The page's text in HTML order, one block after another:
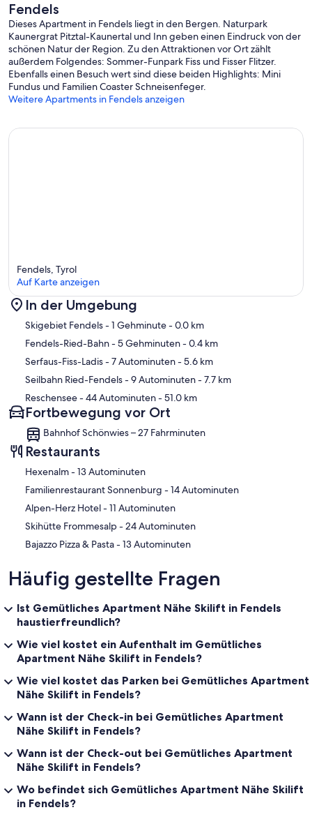
Fendels
Dieses Apartment in Fendels liegt in den Bergen. Naturpark
Kaunergrat Pitztal-Kaunertal und Inn geben einen Eindruck von der
schönen Natur der Region. Zu den Attraktionen vor Ort zählt
außerdem Folgendes: Sommer-Funpark Fiss und Fisser Flitzer.
Ebenfalls einen Besuch wert sind diese beiden Highlights: Mini
Fundus und Familien Coaster Schneisenfeger.
Weitere Apartments in Fendels anzeigen
Karte
Fendels, Tyrol
Auf Karte anzeigen
In der Umgebung
Skigebiet Fendels- 1 Gehminute- 0.0 km
Fendels-Ried-Bahn- 5 Gehminuten- 0.4 km
Serfaus-Fiss-Ladis- 7 Autominuten- 5.6 km
Seilbahn Ried-Fendels- 9 Autominuten- 7.7 km
Reschensee- 44 Autominuten- 51.0 km
Fortbewegung vor Ort
Bahnhof Schönwies – 27 Fahrminuten
Restaurants
‪Hexenalm - ‬13 Autominuten
‪Familienrestaurant Sonnenburg - ‬14 Autominuten
‪Alpen-Herz Hotel - ‬11 Autominuten
‪Skihütte Frommesalp - ‬24 Autominuten
‪Bajazzo Pizza & Pasta - ‬13 Autominuten
Häufig gestellte Fragen
Ist Gemütliches Apartment Nähe Skilift in Fendels
haustierfreundlich?
Wie viel kostet ein Aufenthalt im Gemütliches
Apartment Nähe Skilift in Fendels?
Wie viel kostet das Parken bei Gemütliches Apartment
Nähe Skilift in Fendels?
Wann ist der Check-in bei Gemütliches Apartment
Nähe Skilift in Fendels?
Wann ist der Check-out bei Gemütliches Apartment
Nähe Skilift in Fendels?
Wo befindet sich Gemütliches Apartment Nähe Skilift
in Fendels?